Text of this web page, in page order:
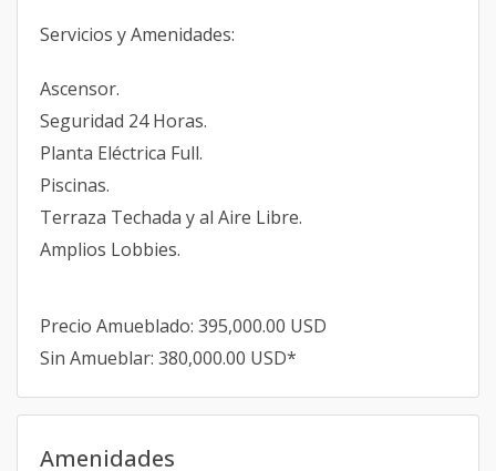
Servicios y Amenidades:
Ascensor.
Seguridad 24 Horas.
Planta Eléctrica Full.
Piscinas.
Terraza Techada y al Aire Libre.
Amplios Lobbies.
Precio Amueblado: 395,000.00 USD
Sin Amueblar: 380,000.00 USD*
Amenidades